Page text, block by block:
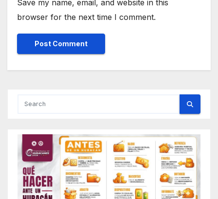
Save my name, email, and website in this
browser for the next time I comment.